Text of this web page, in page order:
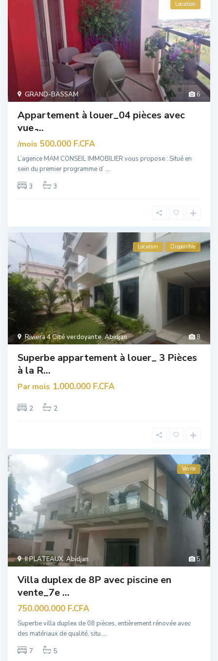
6
GRAND-BASSAM
Location
Appartement à louer_04 pièces avec
vue ̵...
/mois 500.000 F.CFA
L’agence MAM CONSEIL IMMOBILIER vous propose : Situé en
sein du premier programme d’ ...
3
3
8
Riviera 4 Cité verdoyante,Abidjan
Location Disponible
Superbe appartement à louer_ 3 Pièces
à la R...
Par mois 1.000.000 F.CFA
2 2
5
II PLATEAUX,Abidjan
Vente
Villa duplex de 8P avec piscine en
vente_7e ...
750.000.000 F.CFA
Superbe villa duplex de 08 pièces, entièrement rénovée avec
des matériaux de qualité, situ ...
7
5